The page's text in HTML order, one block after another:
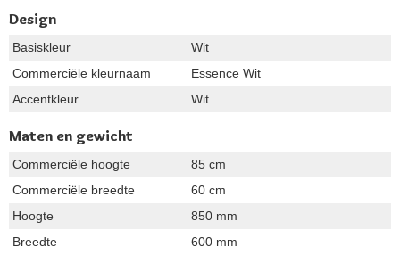
Design
Basiskleur
Wit
Commerciële kleurnaam
Essence Wit
Accentkleur
Wit
Maten en gewicht
Commerciële hoogte
85 cm
Commerciële breedte
60 cm
Hoogte
850 mm
Breedte
600 mm